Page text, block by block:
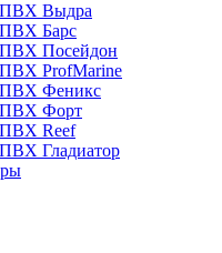
ПВХ Выдра
Барс
Посейдон
ProfMarine
ПВХ Феникс
ПВХ Форт
Reef
Гладиатор